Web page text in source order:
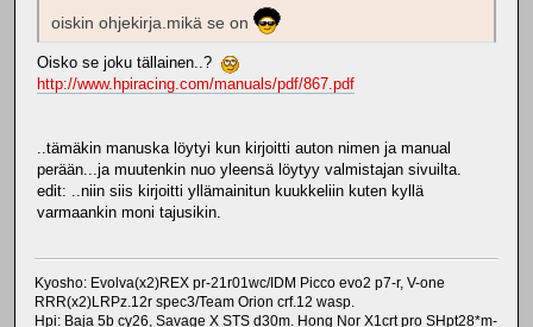
oiskin ohjekirja.mikä se on
Oisko se joku tällainen..?
http://www.hpiracing.com/manuals/pdf/867.pdf
..tämäkin manuska löytyi kun kirjoitti auton nimen ja manual
perään...ja muutenkin nuo yleensä löytyy valmistajan sivuilta.
edit: ..niin siis kirjoitti yllämainitun kuukkeliin kuten kyllä
varmaankin moni tajusikin.
Kyosho: Evolva(x2)REX pr-21r01wc/IDM Picco evo2 p7-r, V-one
RRR(x2)LRPz.12r spec3/Team Orion crf.12 wasp.
Hpi: Baja 5b cy26, Savage X STS d30m. Hong Nor X1crt pro SHpt28*m-